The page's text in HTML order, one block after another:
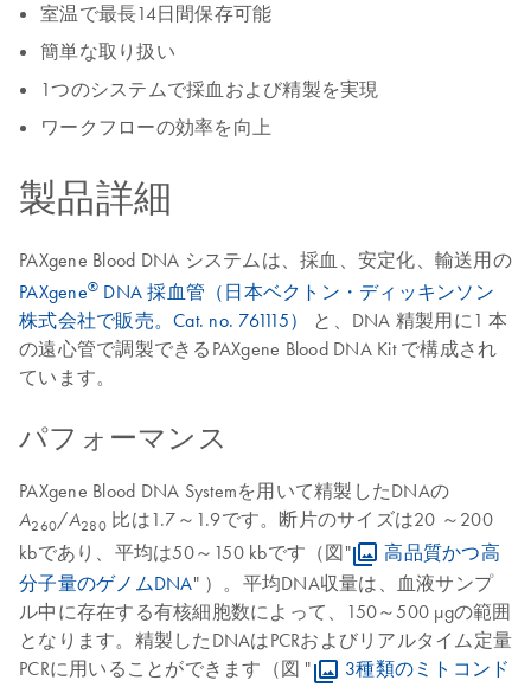
室温で最長14日間保存可能
簡単な取り扱い
1つのシステムで採血および精製を実現
ワークフローの効率を向上
製品詳細
PAXgene Blood DNA システムは、採血、安定化、輸送用の
PAXgene® DNA 採血管（日本ベクトン・ディッキンソン
株式会社で販売。Cat. no. 761115）
と、DNA 精製用に1 本
の遠心管で調製できるPAXgene Blood DNA Kit で構成され
ています。
パフォーマンス
PAXgene Blood DNA Systemを用いて精製したDNAの
A260/A280 比は1.7～1.9です。断片のサイズは20 ～200
kbであり、平均は50～150 kbです（図"
高品質かつ高
分子量のゲノムDNA" ）。平均DNA収量は、血液サンプ
ル中に存在する有核細胞数によって、150～500 µgの範囲
となります。精製したDNAはPCRおよびリアルタイム定量
PCRに用いることができます（図 "
3種類のミトコンド